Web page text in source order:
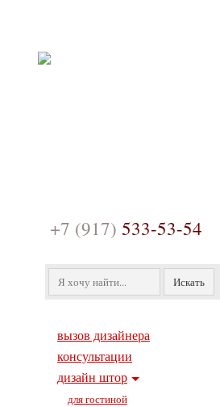
+7 (917) 533-53-54
вызов дизайнера
консультации
дизайн штор
для гостиной